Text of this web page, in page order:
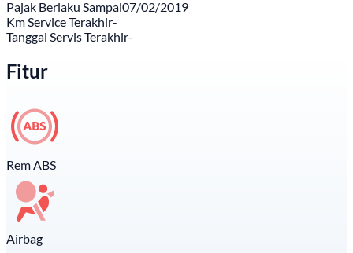
Pajak Berlaku Sampai07/02/2019
Km Service Terakhir-
Tanggal Servis Terakhir-
Fitur
Rem ABS
Airbag